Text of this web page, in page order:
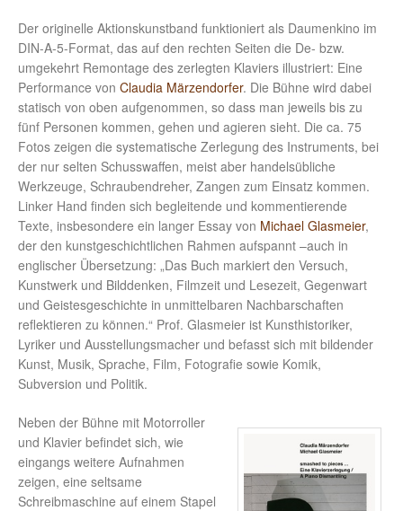
Der originelle Aktionskunstband funktioniert als Daumenkino im
DIN-A-5-Format, das auf den rechten Seiten die De- bzw.
umgekehrt Remontage des zerlegten Klaviers illustriert: Eine
Performance von Claudia Märzendorfer. Die Bühne wird dabei
statisch von oben aufgenommen, so dass man jeweils bis zu
fünf Personen kommen, gehen und agieren sieht. Die ca. 75
Fotos zeigen die systematische Zerlegung des Instruments, bei
der nur selten Schusswaffen, meist aber handelsübliche
Werkzeuge, Schraubendreher, Zangen zum Einsatz kommen.
Linker Hand finden sich begleitende und kommentierende
Texte, insbesondere ein langer Essay von Michael Glasmeier,
der den kunstgeschichtlichen Rahmen aufspannt –auch in
englischer Übersetzung: „Das Buch markiert den Versuch,
Kunstwerk und Bilddenken, Filmzeit und Lesezeit, Gegenwart
und Geistesgeschichte in unmittelbaren Nachbarschaften
reflektieren zu können.“ Prof. Glasmeier ist Kunsthistoriker,
Lyriker und Ausstellungsmacher und befasst sich mit bildender
Kunst, Musik, Sprache, Film, Fotografie sowie Komik,
Subversion und Politik.
Neben der Bühne mit Motorroller
und Klavier befindet sich, wie
eingangs weitere Aufnahmen
zeigen, eine seltsame
Schreibmaschine auf einem Stapel